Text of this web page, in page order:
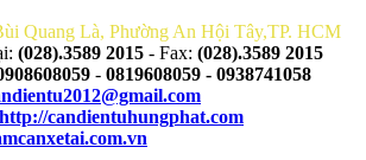
Quang Là, Phường An Hội Tây,TP. HCM
(028).3589 2015 - Fax: (028).3589 2015
- 0819608059 - 0938741058
http://candientuhungphat.com